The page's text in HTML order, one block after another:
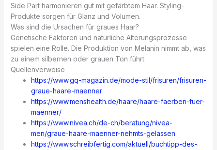
Side Part harmonieren gut mit gefärbtem Haar. Styling-
Produkte sorgen für Glanz und Volumen.
Was sind die Ursachen für graues Haar?
Genetische Faktoren und natürliche Alterungsprozesse
spielen eine Rolle. Die Produktion von Melanin nimmt ab, was
zu einem silbernen oder grauen Ton führt.
Quellenverweise
https://www.gq-magazin.de/mode-stil/frisuren/frisuren-
graue-haare-maenner
https://www.menshealth.de/haare/haare-faerben-fuer-
maenner/
https://www.nivea.ch/de-ch/beratung/nivea-
men/graue-haare-maenner-nehmts-gelassen
https://www.schreibfertig.com/aktuell/buchtipp-des-